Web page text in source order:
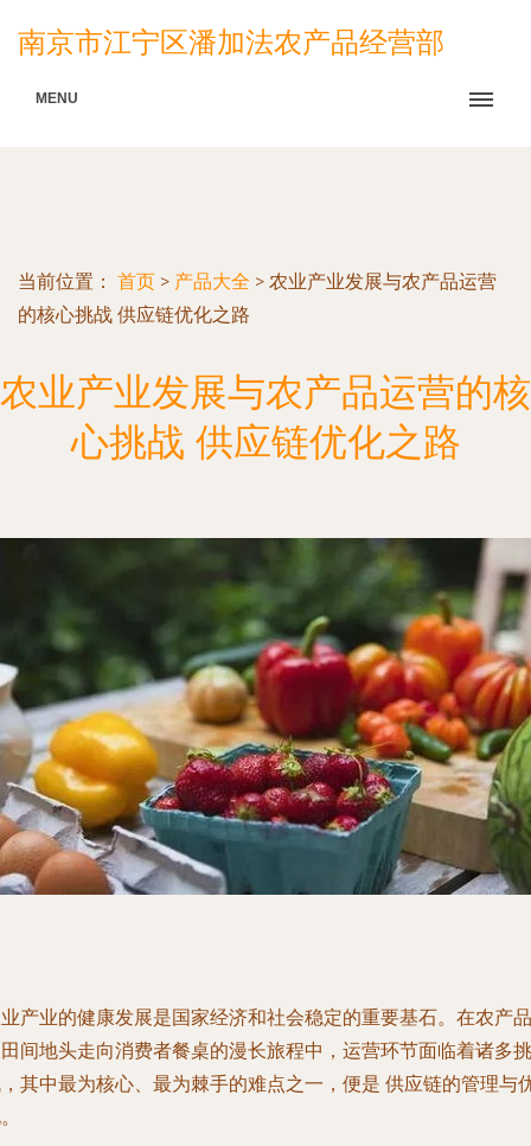
南京市江宁区潘加法农产品经营部
MENU
当前位置： 首页 > 产品大全 > 农业产业发展与农产品运营
的核心挑战 供应链优化之路
农业产业发展与农产品运营的核
心挑战 供应链优化之路
产业的健康发展是国家经济和社会稳定的重要基石。在农产品
间地头走向消费者餐桌的漫长旅程中，运营环节面临着诸多挑
其中最为核心、最为棘手的难点之一，便是 供应链的管理与
。